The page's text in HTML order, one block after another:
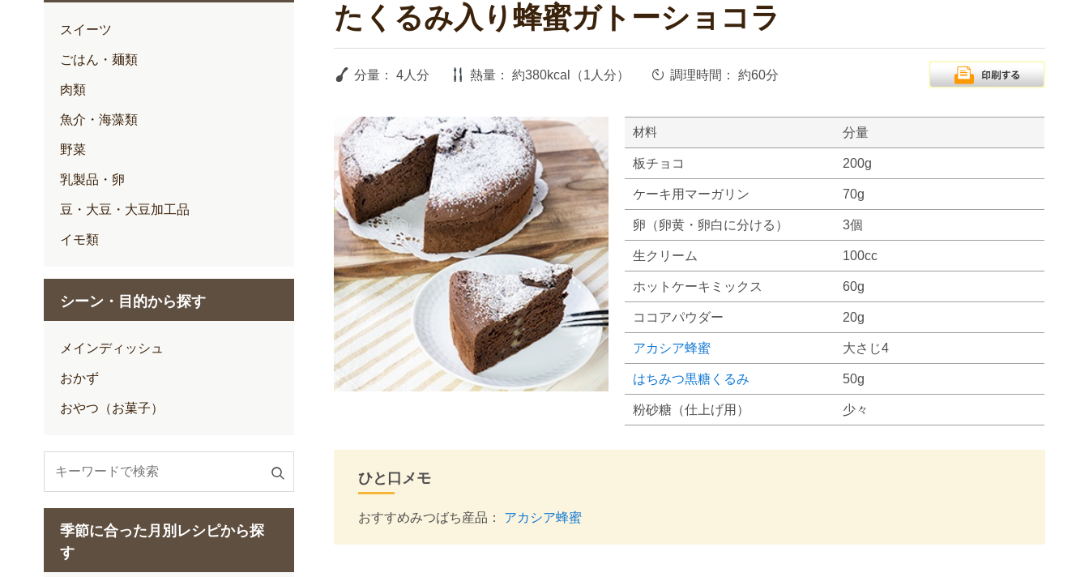
たくるみ入り蜂蜜ガトーショコラ
分量： 4人分 熱量： 約380kcal（1人分） 調理時間： 約60分
材料 分量
板チョコ 200g
ケーキ用マーガリン 70g
卵（卵黄・卵白に分ける） 3個
生クリーム 100cc
ホットケーキミックス 60g
ココアパウダー 20g
アカシア蜂蜜 大さじ4
はちみつ黒糖くるみ 50g
粉砂糖（仕上げ用） 少々
ひと口メモ
おすすめみつばち産品： アカシア蜂蜜
スイーツ
ごはん・麺類
肉類
魚介・海藻類
野菜
乳製品・卵
豆・大豆・大豆加工品
イモ類
シーン・目的から探す
メインディッシュ
おかず
おやつ（お菓子）
索
季節に合った月別レシピから探
す